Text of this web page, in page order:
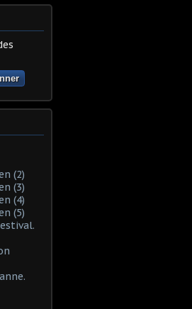
(2)
(3)
(4)
(5)